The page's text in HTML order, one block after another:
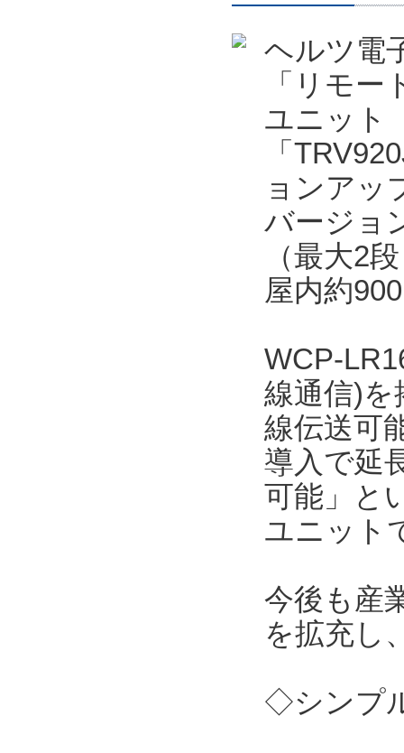
ヘルツ電
「リモ
ユニット
「
ョンアッ
バージョ
（最大2
屋内約
WCP-
線通信)を
線伝送可
導入で延
可能」と
ユニット
今後も産
を拡充し
◇シンプ